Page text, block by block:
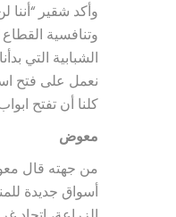
وأكد شقير
وتنافسية
الشبابية التي
نعمل على فتح
كلنا أن تفتح
معوض
من جهته قال
أسواق جديدة